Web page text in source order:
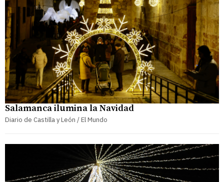
Salamanca ilumina la Navidad
Diario de Castilla y León / El Mundo